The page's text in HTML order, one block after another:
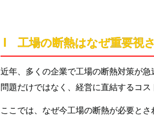
Ⅰ 工場の断熱はなぜ重要視
近年、多くの企業で工場の断熱対策が
問題だけではなく、経営に直結するコ
ここでは、なぜ今工場の断熱が必要と